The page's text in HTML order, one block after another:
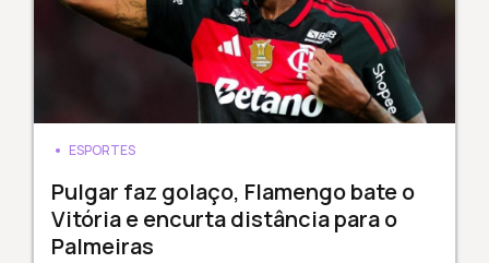
ESPORTES
Pulgar faz golaço, Flamengo bate o
Vitória e encurta distância para o
Palmeiras